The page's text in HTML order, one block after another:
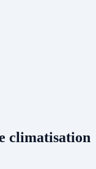
climatisation